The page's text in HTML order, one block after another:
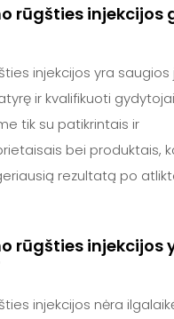
rūgšties injekcijos
injekcijos yra saugios
ir kvalifikuoti
tik su patikrintais ir
bei produktais,
rezultatą po
rūgšties injekcijos
injekcijos nėra